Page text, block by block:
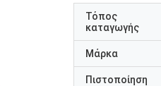
Τόπος
καταγωγής
Μάρκα
Πιστοποίηση